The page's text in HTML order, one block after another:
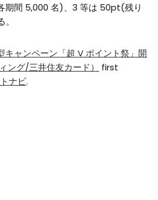
期間 5,000 名)、3 等は 50pt(残り
キャンペーン「超 V ポイント祭」開
ング/三井住友カード）
first
ナビ.